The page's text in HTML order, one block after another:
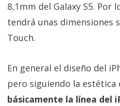
8,1mm del Galaxy S5. Por
tendrá unas dimensiones
Touch.
En general el diseño del
pero siguiendo la estética
básicamente la línea del